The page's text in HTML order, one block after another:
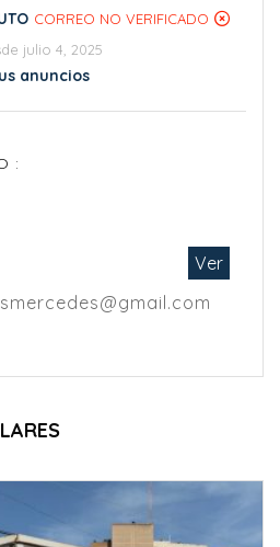
CORREO NO VERIFICADO
julio 4, 2025
anuncios
:
Ver